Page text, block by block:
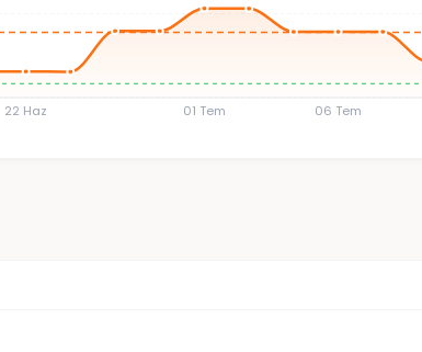
22 Haz 01 Tem 06 Tem